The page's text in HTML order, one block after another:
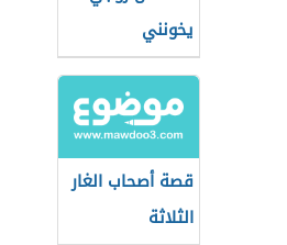
يخونني
قصة أصحاب الغار
الثلاثة